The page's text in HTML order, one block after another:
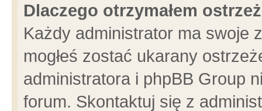
Dlaczego otrzymałem
Każdy administrator ma swoje
mogłeś zostać ukarany
administratora i phpBB Group
forum. Skontaktuj się z